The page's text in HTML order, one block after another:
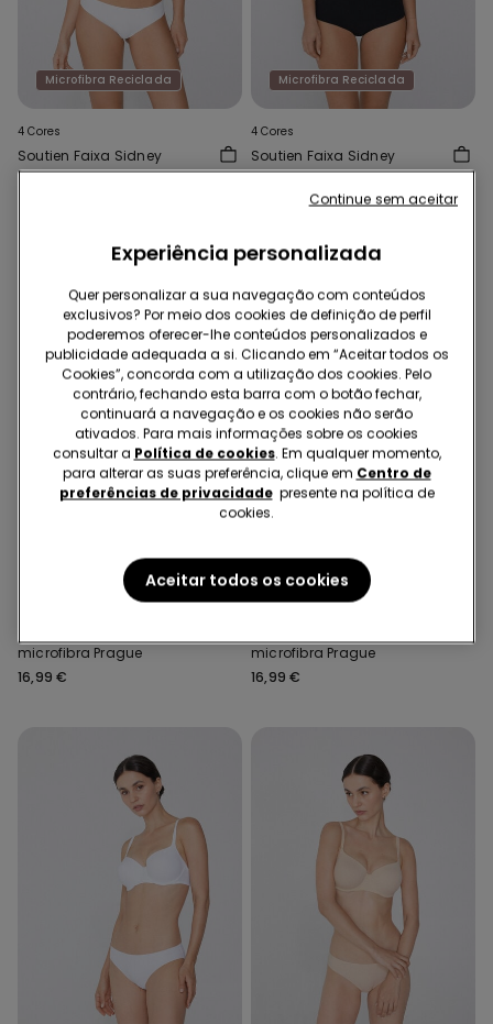
Microfibra Reciclada
4 Cores
Soutien Faixa Sidney
Microfibra Reciclada
Microfibra Reciclada
4 Cores
Soutien Faixa Sidney
Microfibra Reciclada
Microfibra Reciclada
microfibra Prague
16,99 €
Microfibra Reciclada
5 Cores
microfibra Prague
16,99 €
Experiência personalizada
Quer personalizar a sua navegação com conteúdos
exclusivos? Por meio dos cookies de definição de perfil
poderemos oferecer-lhe conteúdos personalizados e
publicidade adequada a si. Clicando em “Aceitar todos os
Cookies”, concorda com a utilização dos cookies. Pelo
contrário, fechando esta barra com o botão fechar,
continuará a navegação e os cookies não serão
ativados. Para mais informações sobre os cookies
consultar a Política de cookies. Em qualquer momento,
para alterar as suas preferência, clique em Centro de
preferências de privacidadepresente na política de
cookies.
Aceitar todos os cookies
Continue sem aceitar